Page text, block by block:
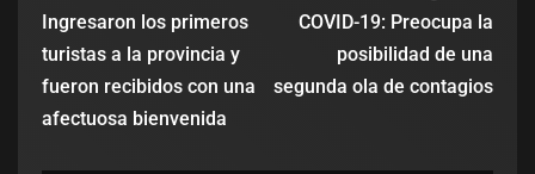
Ingresaron los primeros
turistas a la provincia y
fueron recibidos con una
afectuosa bienvenida
COVID-19: Preocupa la
posibilidad de una
segunda ola de contagios